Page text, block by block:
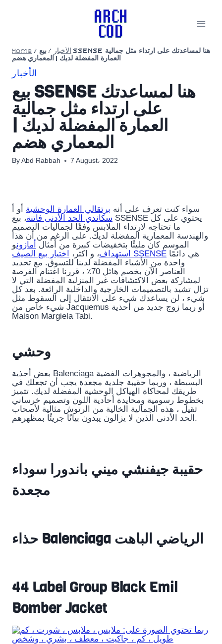
Home / الأخبار / بيع SSENSE هنا لمساعدتك على ارتداء مثل جمالية
العمارة المفضلة لديك | المعماري هضم
الأخبار
بيع SSENSE هنا لمساعدتك
على ارتداء مثل جمالية
العمارة المفضلة لديك |
المعماري هضم
By Abd Rabbah 7 August، 2022
سواء كنت تعرف على أنه برتقالي العمارة الوحشية أو أ
سكاندي الحد الأدنى فاتنة، بيع SSENSE يحتوي على كل
ما تحتاجه لارتداء الملابس وفقًا لجماليات التصميم
والهندسة المعمارية المفضلة لديك. على الرغم من أن هذا
الموسم كان مليئًا بتخفيضات كبيرة من أمثال
أمازونو
استهداف، و اكثر، اختيار بيع الصيف SSENSE
واحدة من الأشياء المفضلة لدينا للتسوق. مع تحديد
العناصر الآن بخصم هائل 70٪ ، قررنا اغتنام الفرصة
لمشاركة بعض الاكتشافات غير المنزلية المفضلة التي لا
تزال تشيد بالتصميمات الخارجية والداخلية الرائعة. بعد كل
شيء ، لن يساعدك شيء على الانتقال إلى السقوط مثل
شيء خاص من Jacquemus أو ربما زوج جديد من أحذية
Maison Margiela Tabi.
وحشي
بعض أحذية Balenciaga الرياضية ، والمجوهرات الفضية
البسيطة ، وربما حقيبة جلدية مجعدة يجب أن تجعلك في
طريقك لمحاكاة الهياكل الوحشية المفضلة لديك. تتميز
بخطوط رسومية ومحايدة أحادية اللون وتصميم خرساني
ثقيل ، هذه الجمالية الخالية من الرتوش مثالية لأصحاب
الحد الأدنى الذين لا يزالون يبدون بيانًا جريئًا بمظهرهم.
حقيبة جيفنشي ميني باندورا سوداء
مجعدة
حذاء Balenciaga الرياضي الباهت
44 Label Group Black Emil
Bomber Jacket